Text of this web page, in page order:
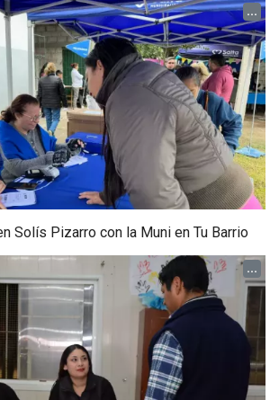
...
Solís Pizarro con la Muni en Tu Barrio
...